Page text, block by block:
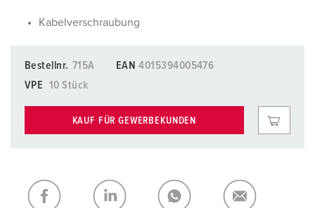
Kabelverschraubung
Bestellnr. 715A EAN 4015394005476
VPE
10 Stück
KAUF FÜR GEWERBEKUNDEN